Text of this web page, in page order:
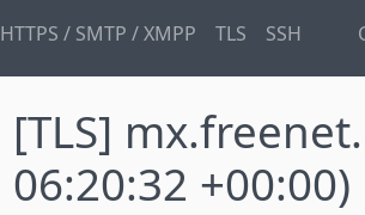
HTTPS / SMTP / XMPP TLS SSH
[TLS]
06:20:32 +00:00)